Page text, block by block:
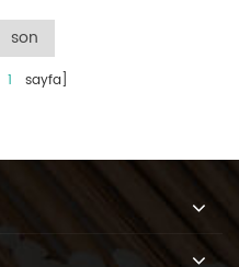
son
1 sayfa]